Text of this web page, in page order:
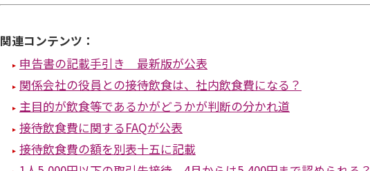
関連コンテンツ：
申告書の記載手引き 最新版が公表
関係会社の役員との接待飲食は、社内飲食費になる？
主目的が飲食等であるかがどうかが判断の分かれ道
接待飲食費に関するFAQが公表
接待飲食費の額を別表十五に記載